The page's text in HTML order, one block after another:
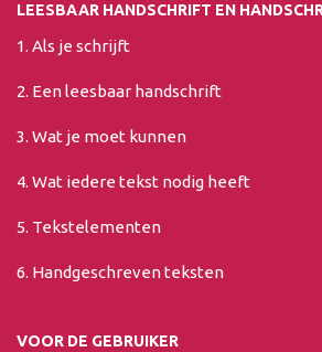
LEESBAAR HANDSCHRIFT EN
1. Als je schrijft
2. Een leesbaar handschrift
3. Wat je moet kunnen
4. Wat iedere tekst nodig heeft
5. Tekstelementen
6. Handgeschreven teksten
VOOR DE GEBRUIKER